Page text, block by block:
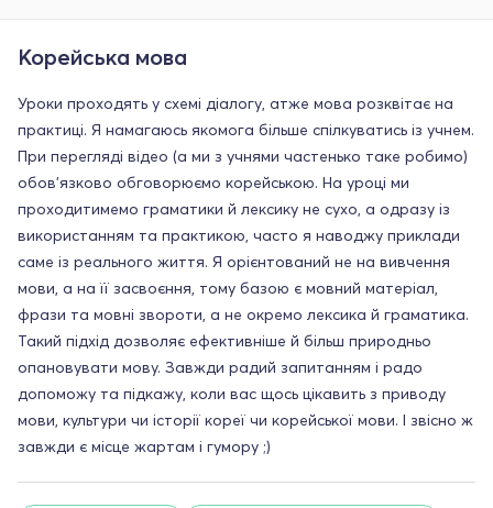
Корейська мова
Уроки проходять у схемі діалогу, атже мова розквітає на
практиці. Я намагаюсь якомога більше спілкуватись із учнем.
При перегляді відео (а ми з учнями частенько таке робимо)
обов'язково обговорюємо корейською. На уроці ми
проходитимемо граматики й лексику не сухо, а одразу із
використанням та практикою, часто я наводжу приклади
саме із реального життя. Я орієнтований не на вивчення
мови, а на її засвоєння, тому базою є мовний матеріал,
фрази та мовні звороти, а не окремо лексика й граматика.
Такий підхід дозволяє ефективніше й більш природньо
опановувати мову. Завжди радий запитанням і радо
допоможу та підкажу, коли вас щось цікавить з приводу
мови, культури чи історії кореї чи корейської мови. І звісно ж
завжди є місце жартам і гумору ;)